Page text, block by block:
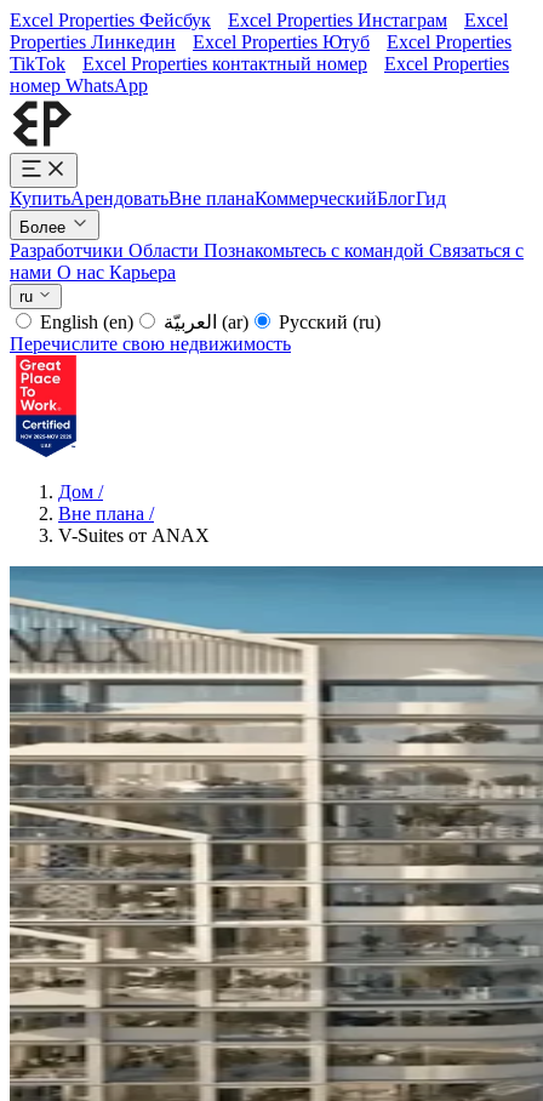
Excel Properties Фейсбук Excel Properties Инстаграм
Excel
Properties Линкедин
Excel Properties Ютуб
Excel Properties
TikTok
Excel Properties контактный номер
Excel Properties
номер WhatsApp
КупитьАрендоватьВне планаКоммерческийБлогГид
Более
Разработчики Области Познакомьтесь с командой Связаться с
нами О нас Карьера
ru
English (en) (ar) Русский (ru)
Перечислите свою недвижимость
Дом /
Вне плана /
V-Suites от ANAX